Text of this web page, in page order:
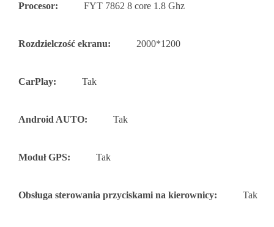
Procesor: FYT 7862 8 core 1.8 Ghz
Rozdzielczość ekranu: 2000*1200
CarPlay: Tak
Android AUTO: Tak
Moduł GPS: Tak
Obsługa sterowania przyciskami na kierownicy: Tak